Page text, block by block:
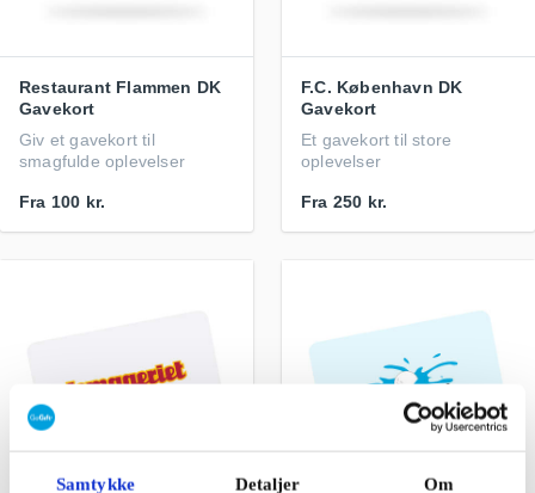
Samtykke Detaljer Om
Restaurant Flammen DK
Gavekort
Giv et gavekort til
smagfulde oplevelser
Fra 100 kr.
F.C. København DK
Gavekort
Et gavekort til store
oplevelser
Fra 250 kr.